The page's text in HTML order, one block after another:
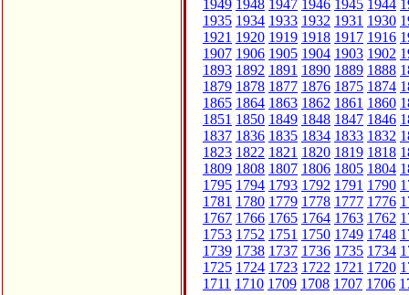
1949 1948 1947 1946 1945 1944
1935 1934 1933 1932 1931 1930
1921 1920 1919 1918 1917 1916
1907 1906 1905 1904 1903 1902
1893 1892 1891 1890 1889 1888
1879 1878 1877 1876 1875 1874
1865 1864 1863 1862 1861 1860
1851 1850 1849 1848 1847 1846
1837 1836 1835 1834 1833 1832
1823 1822 1821 1820 1819 1818
1809 1808 1807 1806 1805 1804
1795 1794 1793 1792 1791 1790
1781 1780 1779 1778 1777 1776
1767 1766 1765 1764 1763 1762
1753 1752 1751 1750 1749 1748
1739 1738 1737 1736 1735 1734
1725 1724 1723 1722 1721 1720
1711 1710 1709 1708 1707 1706